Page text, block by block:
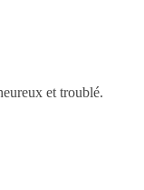
et troublé.